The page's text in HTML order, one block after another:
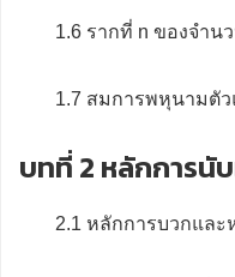
1.6 รากที่ n ของจำน
1.7 สมการพหุนามตัว
บทที่ 2 หลักการนั
2.1 หลักการบวกแล